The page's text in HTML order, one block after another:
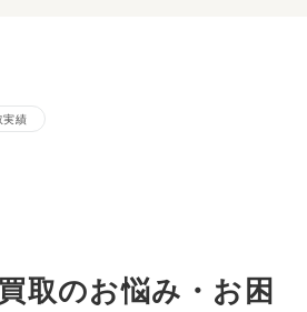
実績
取のお悩み・お困